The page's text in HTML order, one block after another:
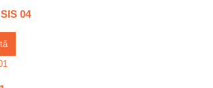
04